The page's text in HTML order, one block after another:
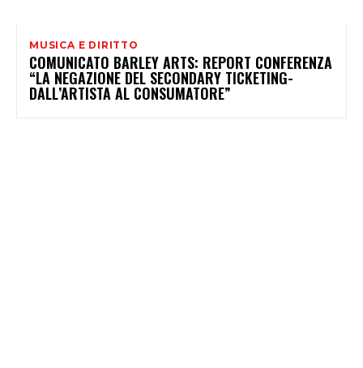
MUSICA E DIRITTO
COMUNICATO BARLEY ARTS: REPORT CONFERENZA
“LA NEGAZIONE DEL SECONDARY TICKETING-
DALL’ARTISTA AL CONSUMATORE”